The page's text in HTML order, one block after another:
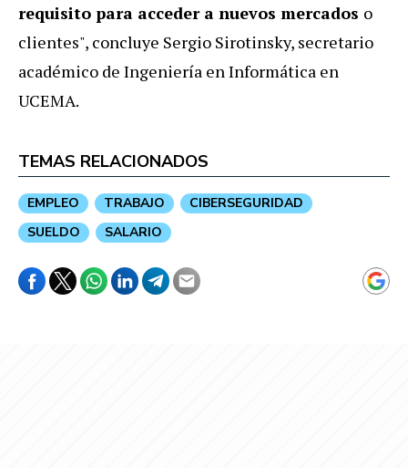
requisito para acceder a nuevos mercados o
clientes", concluye Sergio Sirotinsky, secretario
académico de Ingeniería en Informática en
UCEMA.
TEMAS RELACIONADOS
EMPLEO TRABAJO
CIBERSEGURIDAD
SUELDO
SALARIO